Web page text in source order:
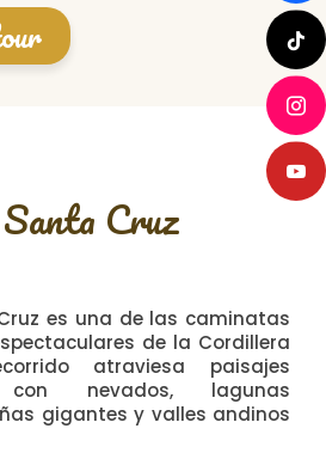
Cruz
es una de las caminatas
de la Cordillera
atraviesa paisajes
con nevados, lagunas
gigantes y valles andinos